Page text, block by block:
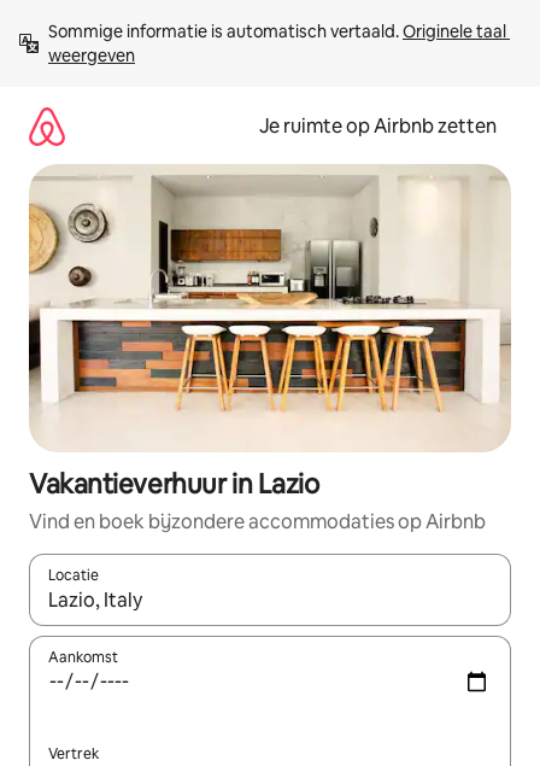
direct
naar
Sommige informatie is automatisch vertaald. Originele taal
weergeven
Je ruimte op Airbnb zetten
Vakantieverhuur in Lazio
Vind en boek bijzondere accommodaties op Airbnb
Locatie
Wanneer er suggesties beschikbaar zijn, maak je een keuze
Aankomst
Vertrek